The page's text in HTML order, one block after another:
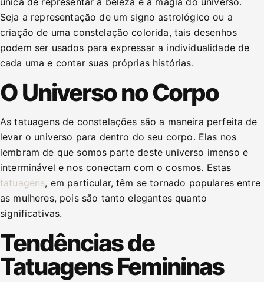
Seja a representação de um signo astrológico ou a
criação de uma constelação colorida, tais desenhos
podem ser usados para expressar a individualidade de
cada uma e contar suas próprias histórias.
O Universo no Corpo
As tatuagens de constelações são a maneira perfeita de
levar o universo para dentro do seu corpo. Elas nos
lembram de que somos parte deste universo imenso e
interminável e nos conectam com o cosmos. Estas
tatuagens, em particular, têm se tornado populares entre
as mulheres, pois são tanto elegantes quanto
significativas.
Tendências de
Tatuagens Femininas